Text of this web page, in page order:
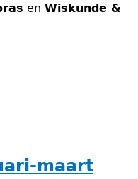
en Wiskunde &
maart